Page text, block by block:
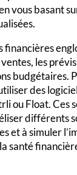
vous basant
financières
les
budgétaires.
des
ou Float. Ces
différents
et à simuler
santé